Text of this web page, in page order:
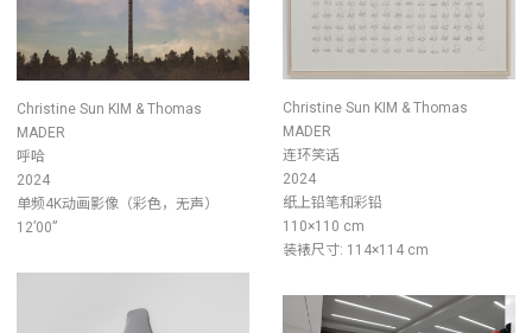
Christine Sun KIM & Thomas
MADER
连环笑话
2024
纸上铅笔和彩铅
110×110 cm
装裱尺寸: 114×114 cm
Christine Sun KIM & Thomas
MADER
呼哈
2024
单频4K动画影像（彩色，无声）
12’00”